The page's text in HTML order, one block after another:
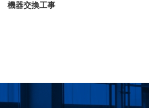
機器交換工事